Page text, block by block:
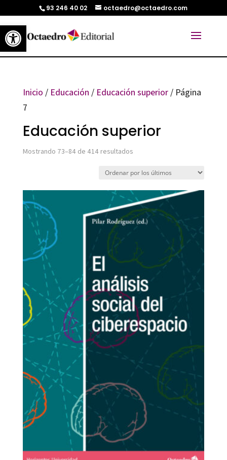
Abrir barra de herramientas
93 246 40 02 octaedro@octaedro.com
Inicio / Educación / Educación superior/ Página
7
Educación superior
Mostrando 73–84 de 414 resultadosOrdenado
últimos